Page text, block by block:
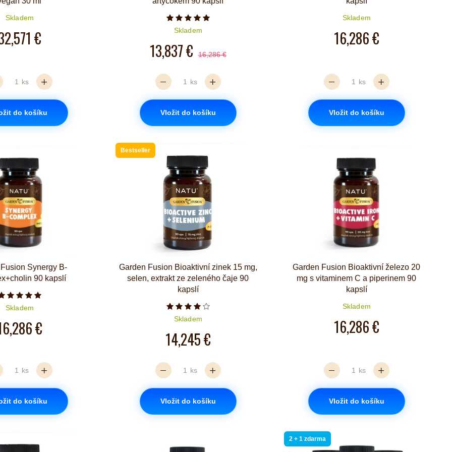
Skladem
€
ks
do košíku
Počet hvězdiček je 5 z 5
Skladem
13,837 € 16,286 €
ks
Vložit do košíku
Skladem
16,286 €
ks
Vložit do košíku
Synergy B-
90 kapslí
Počet hvězdiček je 5 z 5
Skladem
€
ks
do košíku
Bestseller
Garden Fusion Bioaktivní zinek 15 mg,
selen, extrakt ze zeleného čaje 90
kapslí
Počet hvězdiček je 4 z 5
Skladem
14,245 €
ks
Vložit do košíku
Garden Fusion Bioaktivní železo 20
mg s vitaminem C a piperinem 90
kapslí
Skladem
16,286 €
ks
Vložit do košíku
2 + 1 zdarma